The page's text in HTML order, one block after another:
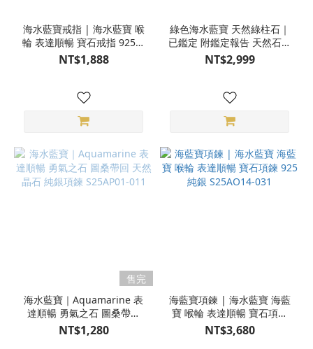
海水藍寶戒指 | 海水藍寶 喉
輪 表達順暢 寶石戒指 925純
銀 活圍 S25AP17-30
NT$1,888
綠色海水藍寶 天然綠柱石｜
已鑑定 附鑑定報告 天然石項
鍊 S25AP09-903
NT$2,999
售完
海水藍寶｜Aquamarine 表
達順暢 勇氣之石 圖桑帶回
天然晶石 純銀項鍊
S25AP01-011
NT$1,280
海藍寶項鍊 | 海水藍寶 海藍
寶 喉輪 表達順暢 寶石項鍊
925純銀 S25AO14-031
NT$3,680